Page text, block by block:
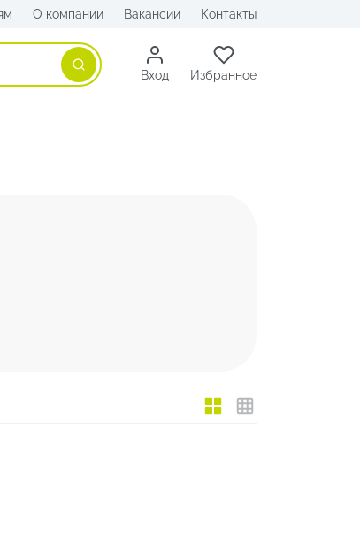
О компании Вакансии Контакты
Поиск
Вход Избранное